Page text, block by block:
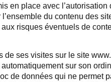
en place avec
du contenu des
risques éventuels de
de ses visites sur le site
sur son
de données qui ne permet